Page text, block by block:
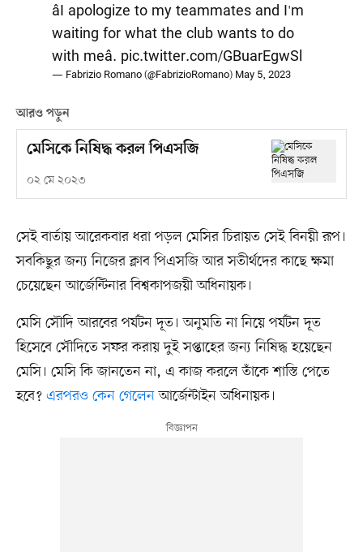
âI apologize to my teammates and I'm
waiting for what the club wants to do
with meâ. pic.twitter.com/GBuarEgwSl
— Fabrizio Romano (@FabrizioRomano) May 5, 2023
আরও পড়ুন
মেসিকে নিষিদ্ধ করল পিএসজি
০২ মে ২০২৩
সেই বার্তায় আরেকবার ধরা পড়ল মেসির চিরায়ত সেই বিনয়ী রূপ।
সবকিছুর জন্য নিজের ক্লাব পিএসজি আর সতীর্থদের কাছে ক্ষমা
চেয়েছেন আর্জেন্টিনার বিশ্বকাপজয়ী অধিনায়ক।
মেসি সৌদি আরবের পর্যটন দূত। অনুমতি না নিয়ে পর্যটন দূত
হিসেবে সৌদিতে সফর করায় দুই সপ্তাহের জন্য নিষিদ্ধ হয়েছেন
মেসি। মেসি কি জানতেন না, এ কাজ করলে তাঁকে শাস্তি পেতে
হবে? এরপরও কেন গেলেনআর্জেন্টাইন অধিনায়ক।